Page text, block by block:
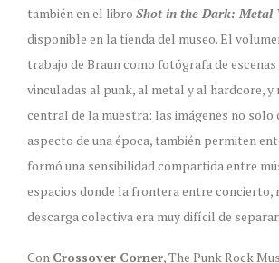
también en el libro Shot in the Dark: Metal
disponible en la tienda del museo. El
trabajo de Braun como fotógrafa de
vinculadas al punk, al metal y al hardcore, y
central de la muestra: las imágenes no solo
aspecto de una época, también permiten
formó una sensibilidad compartida entre
espacios donde la frontera entre concierto,
descarga colectiva era muy difícil de separar.
Con Crossover Corner, The Punk Rock